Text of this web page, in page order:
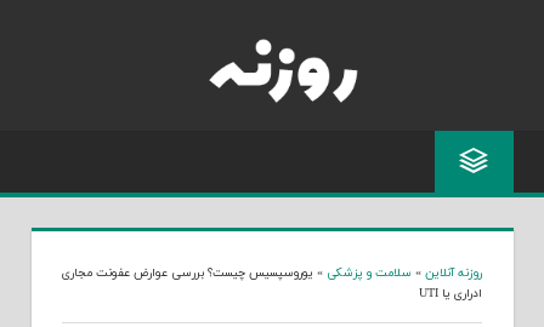
روزنه آنلاین » سلامت و پزشکی » یوروسپسیس چیست؟ بررسی عوارض عفونت مجاری
ادراری یا UTI